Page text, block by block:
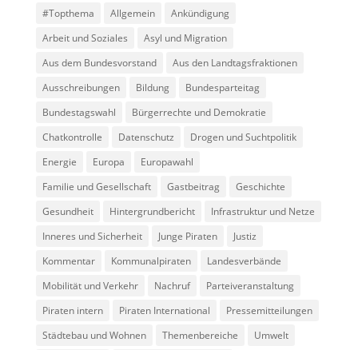
#Topthema Allgemein
Ankündigung
Arbeit und Soziales
Asyl und Migration
Aus dem Bundesvorstand
Aus den Landtagsfraktionen
Ausschreibungen
Bildung
Bundesparteitag
Bundestagswahl
Bürgerrechte und Demokratie
Chatkontrolle
Datenschutz
Drogen und Suchtpolitik
Energie
Europa
Europawahl
Familie und Gesellschaft
Gastbeitrag
Geschichte
Gesundheit
Hintergrundbericht
Infrastruktur und Netze
Inneres und Sicherheit
Junge Piraten
Justiz
Kommentar
Kommunalpiraten
Landesverbände
Mobilität und Verkehr
Nachruf
Parteiveranstaltung
Piraten intern
Piraten International
Pressemitteilungen
Städtebau und Wohnen
Themenbereiche
Umwelt